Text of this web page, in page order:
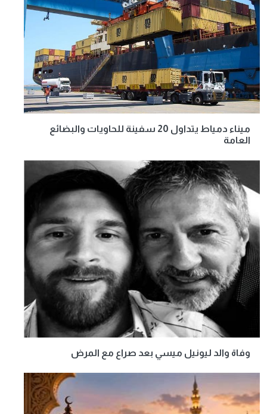
ميناء دمياط يتداول 20 سفينة للحاويات والبضائع
العامة
وفاة والد ليونيل ميسي بعد صراع مع المرض